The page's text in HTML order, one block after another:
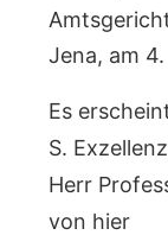
Jena, am
Es
S.
Herr
von hier